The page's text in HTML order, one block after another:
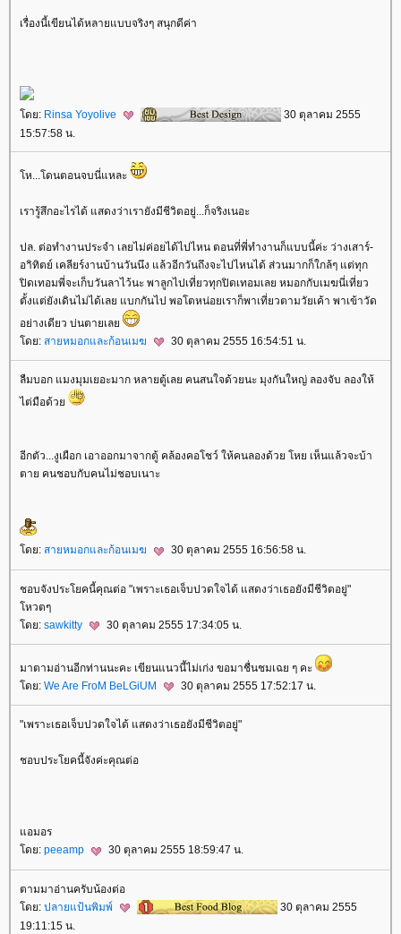
เรื่องนี้เขียนได้หลายแบบจริงๆ สนุกดีค่า
ดย: Rinsa Yoyolive
30 ตุลาคม 2555
15:57:58 น.
ห...โดนตอนจบนี่แหละ
เรารู้สึกอะไรได้ แสดงว่าเรายังมีชีวิตอยู่...ก็จริงเนอะ
ปล. ต่อทำงานประจำ เลยไม่ค่อยได้ไปไหน ตอนที่พี่ทำงานก็แบบนี้ค่ะ ว่างเสาร์-
อาิทิตย์ เคลียร์งานบ้านวันนึง แล้วอีกวันถึงจะไปไหนได้ ส่วนมากก็ใกล้ๆ แต่ทุก
ปิดเทอมพี่จะเก็บวันลาไว้นะ พาลูกไปเที่ยวทุกปิดเทอมเลย หมอกกับเมฆนี่เที่ยว
ตั้งแต่ยังเดินไม่ได้เลย แบกกันไป พอโตหน่อยเราก็พาเที่ยวตามวัยเค้า พาเข้าวัด
อย่างเดียว บ่นตายเล
ดย: สายหมอกและก้อนเมฆ 30 ตุลาคม 2555 16:54:51 น.
ลืมบอก แมงมุมเยอะมาก หลายตู้เลย คนสนใจด้วยนะ มุงกันใหญ่ ลองจับ ลองให้
ไต่มือด้ว
อีกตัว...งูเผือก เอาออกมาจากตู้ คล้องคอโชว์ ให้คนลองด้วย โหย เห็นแล้วจะบ้า
ตาย คนชอบกับคนไม่ชอบเนาะ
ดย: สายหมอกและก้อนเมฆ 30 ตุลาคม 2555 16:56:58 น.
ชอบจังประโยคนี้คุณต่อ "เพราะเธอเจ็บปวดใจได้ แสดงว่าเธอยังมีชีวิตอยู่"
หวตๆ
ดย: sawkitty 30 ตุลาคม 2555 17:34:05 น.
มาตามอ่านอีกท่านนะคะ เขียนแนวนี้ไม่เก่ง ขอมาชื่นชมเฉย ๆ คะ
ดย: We Are FroM BeLGiUM 30 ตุลาคม 2555 17:52:17 น.
"เพราะเธอเจ็บปวดใจได้ แสดงว่าเธอยังมีชีวิตอยู่"
ชอบประโยคนี้จังค่ะคุณต่อ
อมอร
ดย: peeamp 30 ตุลาคม 2555 18:59:47 น.
ตามมาอ่านครับน้องต่อ
ดย: ปลายแป้นพิมพ์
30 ตุลาคม 2555
19:11:15 น.